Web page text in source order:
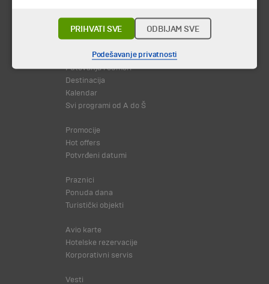
© 2026 TA BOHEMIA TRAVEL DOO.Sva prava zadržava.
Putovanja i odmori
Destinacija
Kalendar
Svi programi od A do Š
Promocije
Hot offers
Potvrđeni datumi
Praznici
Ponuda dana
Turistički objekti
Avio karte
Hotelske rezervacije
Korporativni servis
Vesti
PRIHVATI SVE ODBIJAM SVE
Podešavanje privatnosti